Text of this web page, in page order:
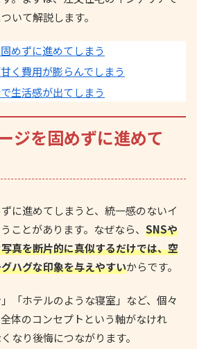
いて解説します。
めずに進めてしまう
く費用が膨らんでしまう
生活感が出てしまう
ジを固めずに進めて
に進めてしまうと、統一感のないイ
ことがあります。なぜなら、 SNSや
真を断片的に真似するだけでは、空
ハグな印象を与えやすいからです。
」「ホテルのような寝室」など、個々
体のコンセプトという軸がなけれ
なり後悔につながります。